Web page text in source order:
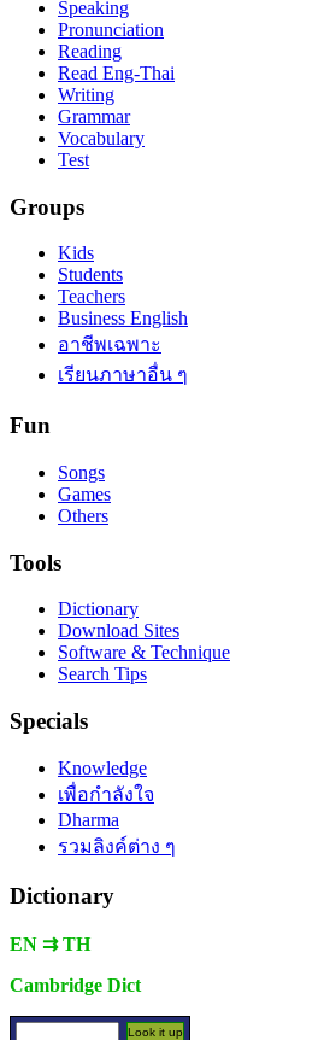
Speaking
Pronunciation
Reading
Read Eng-Thai
Writing
Grammar
Vocabulary
Test
Groups
Kids
Students
Teachers
Business English
อาชีพเฉพาะ
เรียนภาษาอื่น ๆ
Fun
Songs
Games
Others
Tools
Dictionary
Download Sites
Software & Technique
Search Tips
Specials
Knowledge
เพื่อกำลังใจ
Dharma
รวมลิงค์ต่าง ๆ
Dictionary
EN ⇉ TH
Cambridge Dict